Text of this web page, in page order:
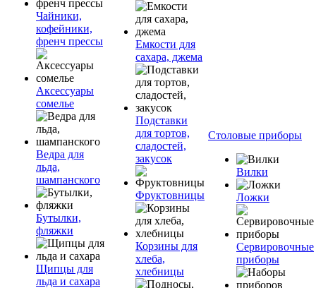
Чайники,
кофейники,
френч прессы
Аксессуары
сомелье
Ведра для
льда,
шампанского
Бутылки,
фляжки
Щипцы для
льда и сахара
Емкости для
сахара, джема
Подставки
для тортов,
сладостей,
закусок
Фруктовницы
Корзины для
хлеба,
хлебницы
Столовые приборы
Вилки
Ложки
Сервировочные
приборы